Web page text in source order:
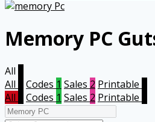
Memory PC
All
All
Codes 1 Sales 2 Printable
All
Codes 1 Sales 2 Printable